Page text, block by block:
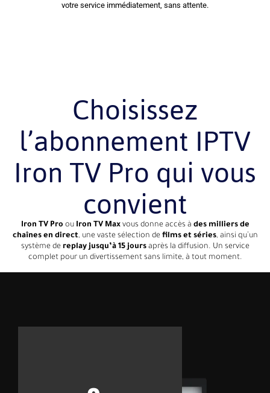
votre service immédiatement, sans attente.
Choisissez
l’abonnement IPTV
Iron TV Pro qui vous
convient
Iron TV Pro ou Iron TV Maxvous donne accès à des milliers de
chaînes en direct, une vaste sélection de films et séries, ainsi qu’un
système de replay jusqu’à 15 joursaprès la diffusion. Un service
complet pour un divertissement sans limite, à tout moment.